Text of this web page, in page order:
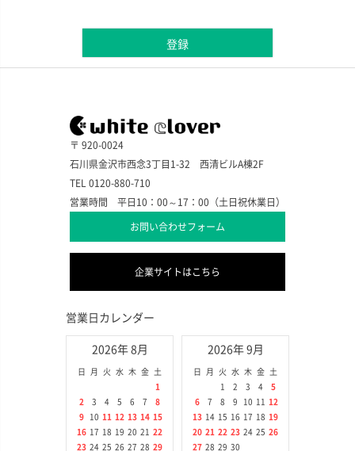
登録
〒 920-0024
石川県金沢市西念3丁目1-32 西清ビルA棟2F
TEL 0120-880-710
営業時間 平日10：00～17：00（土日祝休業日）
お問い合わせフォーム
企業サイトはこちら
営業日カレンダー
2026年 8月
日 月 火 水 木 金
土
1
2
3 4 5 6 7
8
9
10 11 12 13 14 15
16 17 18 19 20 21
22
23 24 25 26 27 28 29
2026年 9月
日 月 火 水 木 金
土
1
2 3 4
5
6
7 8 9 10 11
12
13 14 15 16 17 18 19
20 21 22 23 24 25 26
27 28 29 30